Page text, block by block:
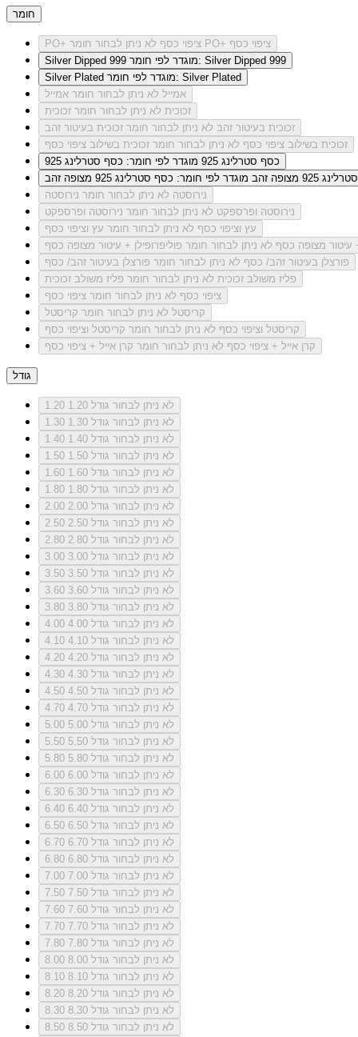
חומר
PO+ ציפוי כסף
לא ניתן לבחור חומר PO+ ציפוי כסף
Silver Dipped 999
מוגדר לפי חומר: Silver Dipped 999
Silver Plated
מוגדר לפי חומר: Silver Plated
אמייל לא ניתן לבחור חומר אמייל
זכוכית לא ניתן לבחור חומר זכוכית
זכוכית בעיטור זהב לא ניתן לבחור חומר זכוכית בעיטור זהב
זכוכית בשילוב ציפוי כסף לא ניתן לבחור חומר זכוכית בשילוב ציפוי כסף
כסף סטרלינג 925
מוגדר לפי חומר: כסף סטרלינג 925
925 מצופה זהב
מוגדר לפי חומר: כסף סטרלינג 925 מצופה זהב
נירוסטה לא ניתן לבחור חומר נירוסטה
נירוסטה ופרספקט לא ניתן לבחור חומר נירוסטה ופרספקט
עץ וציפוי כסף לא ניתן לבחור חומר עץ וציפוי כסף
עיטור מצופה כסף לא ניתן לבחור חומר פוליפרופילן + עיטור מצופה כסף
פורצלן בעיטור זהב/ כסף לא ניתן לבחור חומר פורצלן בעיטור זהב/ כסף
פליז משולב זכוכית לא ניתן לבחור חומר פליז משולב זכוכית
ציפוי כסף לא ניתן לבחור חומר ציפוי כסף
קריסטל לא ניתן לבחור חומר קריסטל
קריסטל וציפוי כסף לא ניתן לבחור חומר קריסטל וציפוי כסף
קרן אייל + ציפוי כסף לא ניתן לבחור חומר קרן אייל + ציפוי כסף
גודל
1.20
לא ניתן לבחור גודל 1.20
1.30
לא ניתן לבחור גודל 1.30
1.40
לא ניתן לבחור גודל 1.40
1.50
לא ניתן לבחור גודל 1.50
1.60
לא ניתן לבחור גודל 1.60
1.80
לא ניתן לבחור גודל 1.80
2.00
לא ניתן לבחור גודל 2.00
2.50
לא ניתן לבחור גודל 2.50
2.80
לא ניתן לבחור גודל 2.80
3.00
לא ניתן לבחור גודל 3.00
3.50
לא ניתן לבחור גודל 3.50
3.60
לא ניתן לבחור גודל 3.60
3.80
לא ניתן לבחור גודל 3.80
4.00
לא ניתן לבחור גודל 4.00
4.10
לא ניתן לבחור גודל 4.10
4.20
לא ניתן לבחור גודל 4.20
4.30
לא ניתן לבחור גודל 4.30
4.50
לא ניתן לבחור גודל 4.50
4.70
לא ניתן לבחור גודל 4.70
5.00
לא ניתן לבחור גודל 5.00
5.50
לא ניתן לבחור גודל 5.50
5.80
לא ניתן לבחור גודל 5.80
6.00
לא ניתן לבחור גודל 6.00
6.30
לא ניתן לבחור גודל 6.30
6.40
לא ניתן לבחור גודל 6.40
6.50
לא ניתן לבחור גודל 6.50
6.70
לא ניתן לבחור גודל 6.70
6.80
לא ניתן לבחור גודל 6.80
7.00
לא ניתן לבחור גודל 7.00
7.50
לא ניתן לבחור גודל 7.50
7.60
לא ניתן לבחור גודל 7.60
7.70
לא ניתן לבחור גודל 7.70
7.80
לא ניתן לבחור גודל 7.80
8.00
לא ניתן לבחור גודל 8.00
8.10
לא ניתן לבחור גודל 8.10
8.20
לא ניתן לבחור גודל 8.20
8.30
לא ניתן לבחור גודל 8.30
8.50
לא ניתן לבחור גודל 8.50